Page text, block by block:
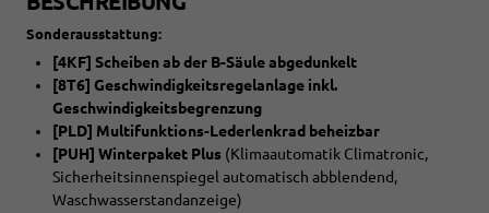
Sonderausstattung:
[4KF] Scheiben ab der B-Säule abgedunkelt
[8T6] Geschwindigkeitsregelanlage inkl.
Geschwindigkeitsbegrenzung
[PLD] Multifunktions-Lederlenkrad beheizbar
[PUH] Winterpaket Plus (Klimaautomatik Climatronic,
Sicherheitsinnenspiegel automatisch abblendend,
Waschwasserstandanzeige)